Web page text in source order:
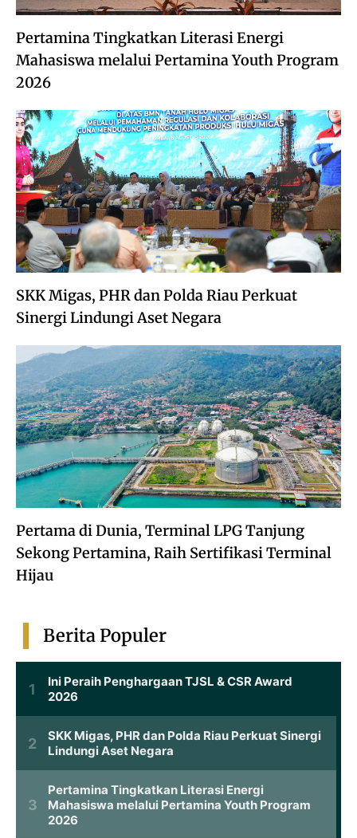
Pertamina Tingkatkan Literasi Energi
Mahasiswa melalui Pertamina Youth Program
2026
SKK Migas, PHR dan Polda Riau Perkuat
Sinergi Lindungi Aset Negara
Pertama di Dunia, Terminal LPG Tanjung
Sekong Pertamina, Raih Sertifikasi Terminal
Hijau
Berita Populer